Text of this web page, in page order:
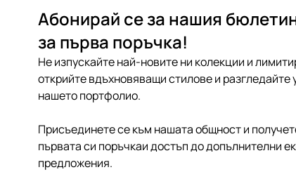
Абонирай се за нашия
за първа поръчка!
Не изпускайте най-новите ни колекции и
открийте вдъхновяващи стилове и разгледайте
нашето портфолио.
Присъединете се към нашата общност и
първата си поръчкаи достъп до допълнителни
предложения.